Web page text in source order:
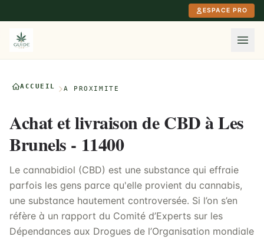
ESPACE PRO
ACCUEIL À PROXIMITÉ
Achat et livraison de CBD à Les
Brunels - 11400
Le cannabidiol (CBD) est une substance qui effraie
parfois les gens parce qu'elle provient du cannabis,
une substance hautement controversée. Si l’on s’en
réfère à un rapport du Comité d’Experts sur les
Dépendances aux Drogues de l’Organisation mondiale